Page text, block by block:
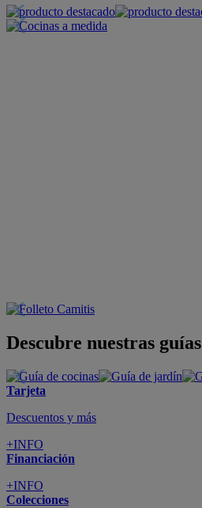
Descubre nuestras guías
Tarjeta
Descuentos y más
+INFO
Financiación
+INFO
Colecciones